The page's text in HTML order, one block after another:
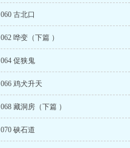
060 古北口
062 哗变（下篇 ）
064 促狭鬼
066 鸡犬升天
068 藏洞房（下篇 ）
070 硖石道